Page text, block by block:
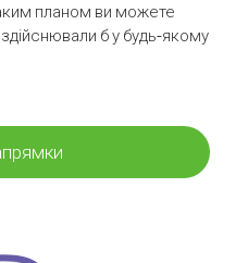
планом ви можете
б у будь-якому